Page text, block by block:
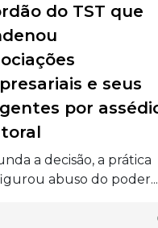
para dar
à Lua nesta
a Nasa Artemis II:
fazem uma